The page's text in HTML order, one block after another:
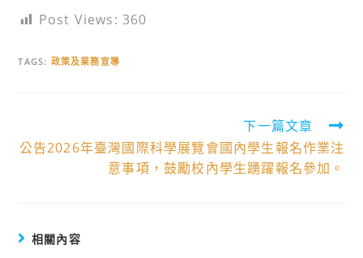
Post Views: 360
TAGS: 政策及業務宣導
more
下一篇文章
公告2026年臺灣國際科學展覽會國內學生報名作業注
意事項，鼓勵校內學生踴躍報名參加。
相關內容